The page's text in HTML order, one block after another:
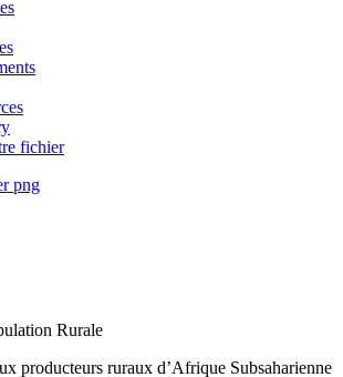
fichier
Rurale
producteurs ruraux d’Afrique Subsaharienne